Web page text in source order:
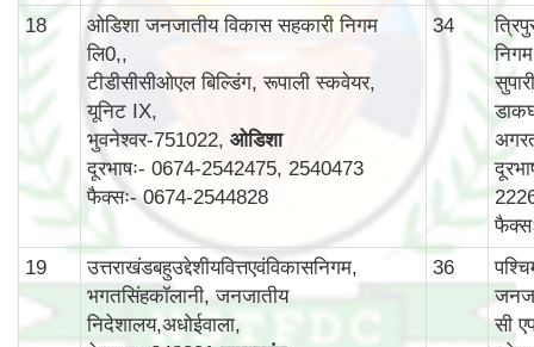
18
ओडिशा जनजातीय विकास सहकारी निगम
लि0,,
टीडीसीसीओएल बिल्डिंग, रूपाली स्कवेयर,
यूनिट IX,
भुवनेश्वर-751022, ओडिशा
दूरभाषः- 0674-2542475, 2540473
फैक्सः- 0674-2544828
34
19
उत्तराखंडबहुउद्देशीयवित्तएवंविकासनिगम,
भगतसिंहकॉलानी, जनजातीय
निदेशालय,अधोईवाला,
36
सी